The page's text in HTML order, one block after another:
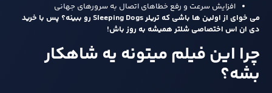
افزایش سرعت و رفع خطاهای اتصال به سرورهای جهانی
می خوای از اولین ها باشی که تریلر Sleeping Dogs رو ببینه؟ پس با خرید
دی ان اس اختصاصی شلتر همیشه به روز باش!
چرا این فیلم میتونه یه شاهکار
بشه؟